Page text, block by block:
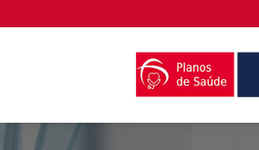
to